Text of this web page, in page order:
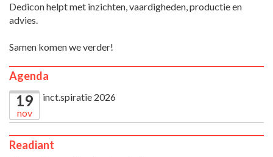
Dedicon helpt met inzichten, vaardigheden, productie en
advies.
Samen komen we verder!
Agenda
19
nov
inct.spiratie 2026
Readiant